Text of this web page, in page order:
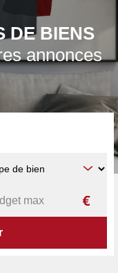
DE BIENS
annonces